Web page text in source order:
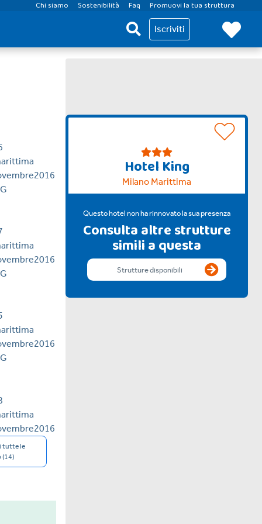
Chi siamo Sostenibilità Faq Promuovi la tua struttura
Iscriviti
tutte le
(14)
Hotel King
Milano Marittima
Questo hotel non ha rinnovato la sua presenza
Consulta altre strutture
simili a questa
Strutture disponibili